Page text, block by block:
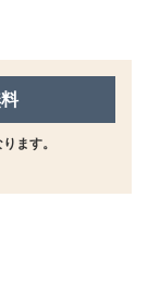
ます。